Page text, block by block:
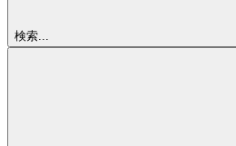
検索...